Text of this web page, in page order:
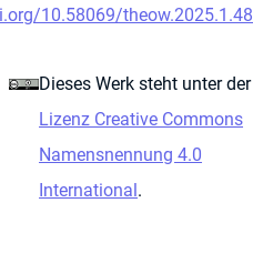
10.58069/theow.2025.1.48
Dieses Werk steht unter der
Lizenz Creative Commons
Namensnennung 4.0
International.